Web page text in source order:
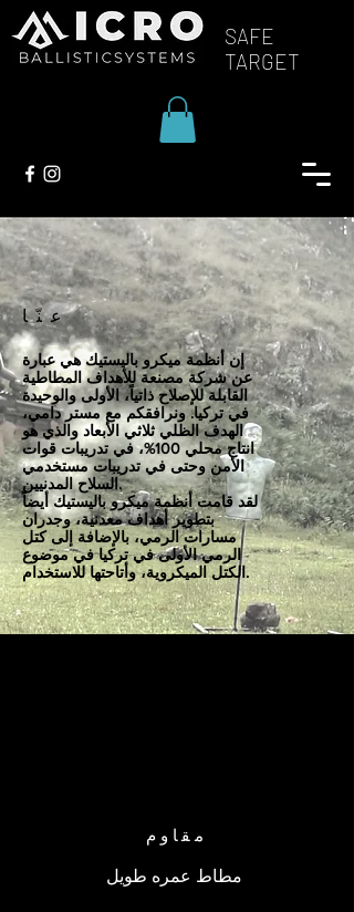
SAFE
TARGET
عنّا
إن أنظمة ميكرو باليستيك هي عبارة
عن شركة مصنعة للأهداف المطاطية
القابلة للإصلاح ذاتياً، الأولى والوحيدة
في تركيا. ونرافقكم مع مستر دامي،
الهدف الظلي ثلاثي الأبعاد والذي هو
انتاج محلي 100%، في تدريبات قوات
الأمن وحتى في تدريبات مستخدمي
السلاح المدنيين.
لقد قامت أنظمة ميكرو باليستيك أيضاً
بتطوير أهداف معدنية، وجدران
مسارات الرمي، بالإضافة إلى كتل
الرمي الأولى في تركيا في موضوع
الكتل الميكروية، وأتاحتها للاستخدام.
مقاوم